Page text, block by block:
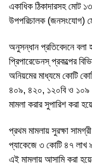
একাধিক ঠিকাদারসহ মোট
উপপরিচালক (জনসংযোগ)
অনুসন্ধান প্রতিবেদনে বলা
প্রিপারেডেনস্ প্রকল্পের
অনিয়মের মাধ্যমে কোটি
৪০৯, ৪২০, ১২০বি ও ১০৯
মামলা করার সুপারিশ করা
প্রথম মামলায় সুরক্ষা
প্যাকেজে ৩ কোটি ৪৭ লাখ
এই মামলায় আসামি করা